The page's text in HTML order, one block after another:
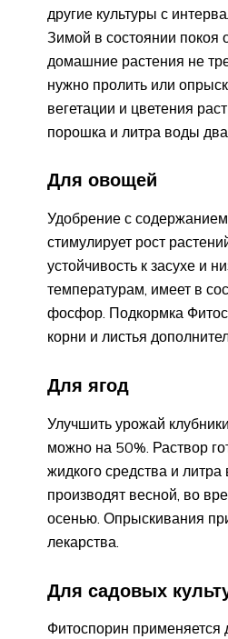
другие культуры с
Зимой в состоянии покоя
домашние растения не
нужно пролить или
вегетации и цветения
порошка и литра воды
Для овощей
Удобрение с
стимулирует рост
устойчивость к засухе и
температурам, имеет в
фосфор. Подкормка
корни и листья
Для ягод
Улучшить урожай
можно на 50%. Раствор
жидкого средства и
производят весной, во
осенью. Опрыскивания
лекарства.
Для садовых
Фитоспорин применяется